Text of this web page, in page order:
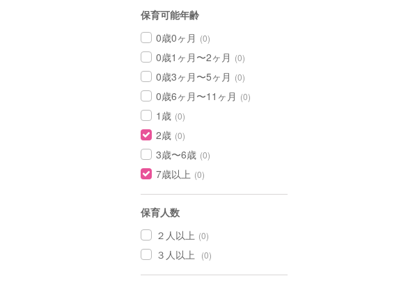
保育可能年齢
0歳0ヶ月 (0)
0歳1ヶ月〜2ヶ月 (0)
0歳3ヶ月〜5ヶ月 (0)
0歳6ヶ月〜11ヶ月 (0)
1歳 (0)
2歳 (0)
3歳〜6歳 (0)
7歳以上 (0)
保育人数
２人以上 (0)
３人以上 (0)